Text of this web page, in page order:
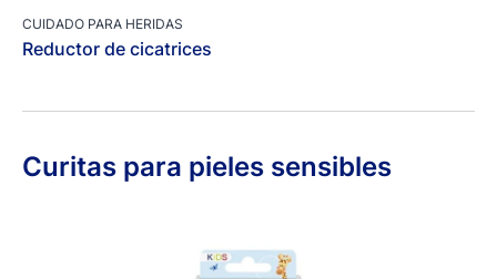
CUIDADO PARA HERIDAS
Reductor de cicatrices
Curitas para pieles sensibles